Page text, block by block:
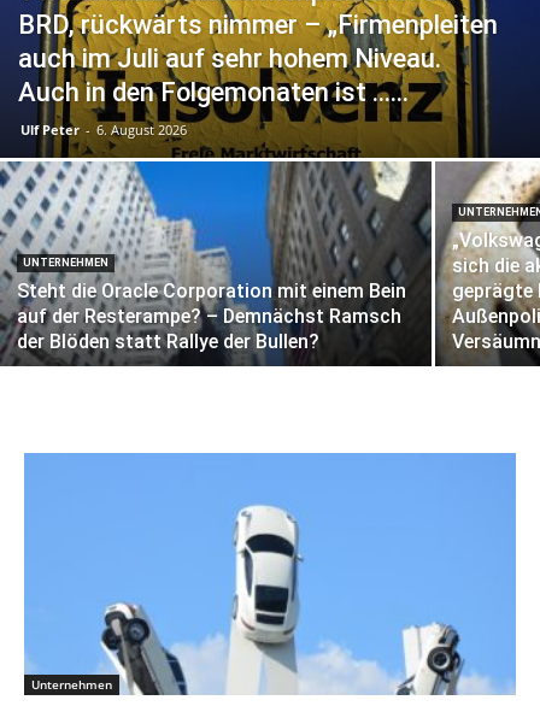
BRD, rückwärts nimmer – „Firmenpleiten
auch im Juli auf sehr hohem Niveau.
Auch in den Folgemonaten ist …...
Ulf Peter - 6. August 2026
UNTERNEHMEN
Steht die Oracle Corporation mit einem Bein
auf der Resterampe? – Demnächst Ramsch
der Blöden statt Rallye der Bullen?
sich die
geprägte
Unternehmen